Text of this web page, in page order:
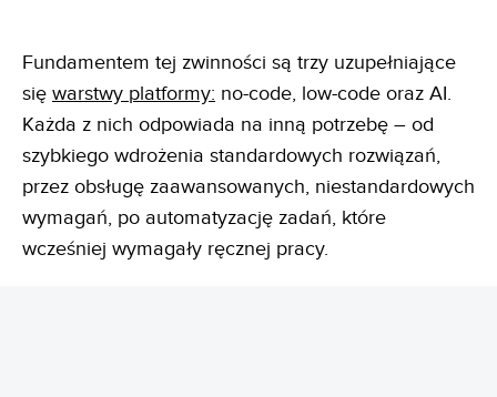
Fundamentem tej zwinności są trzy uzupełniające
się warstwy platformy: no-code, low-code oraz AI.
Każda z nich odpowiada na inną potrzebę – od
szybkiego wdrożenia standardowych rozwiązań,
przez obsługę zaawansowanych, niestandardowych
wymagań, po automatyzację zadań, które
wcześniej wymagały ręcznej pracy.